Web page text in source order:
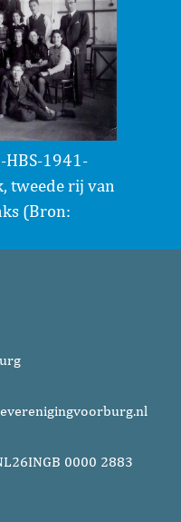
HBS-1941-
tweede rij van
(Bron:
0000 2883